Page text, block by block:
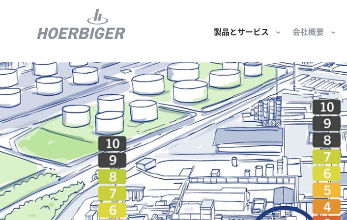
製品とサービス
コンプレッサー用部品とサービス
水素産業向けコンポーネント
フロー＆モーション制御
回転ユニオンとスリップリング
ガスエンジン用部品
会社概要
会社概要
組織と役員
文化と価値観
サステナビリティ
私たちの原点